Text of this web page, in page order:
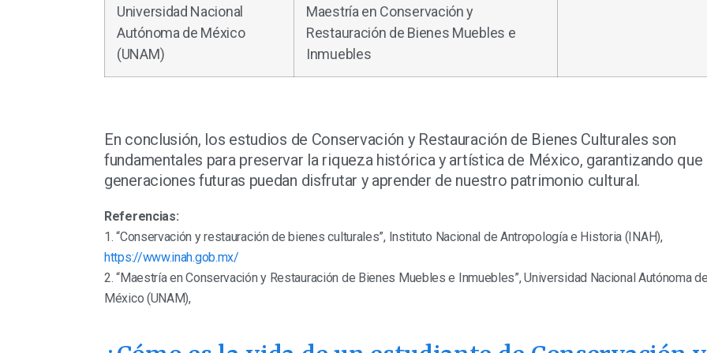
Universidad Nacional
Autónoma de México
(UNAM)
Maestría en Conservación y
Restauración de Bienes Muebles e
Inmuebles
En conclusión, los estudios de Conservación y Restauración de Bienes Culturales son
fundamentales para preservar la riqueza histórica y artística de México, garantizando que
generaciones futuras puedan disfrutar y aprender de nuestro patrimonio cultural.
Referencias:
1. “Conservación y restauración de bienes culturales”, Instituto Nacional de Antropología e Historia (INAH),
https://www.inah.gob.mx/
2. “Maestría en Conservación y Restauración de Bienes Muebles e Inmuebles”, Universidad Nacional Autónoma de
México (UNAM),